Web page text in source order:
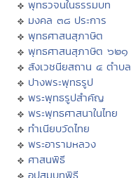
พุทธวจนในธรรมบท
มงคล ๓๘ ประการ
พุทธศาสนสุภาษิต
พุทธศาสนสุภาษิต ๖๒๑
สังเวชนียสถาน ๔ ตำบล
ปางพระพุทธรูป
พระพุทธรูปสำคัญ
พระพุทธศาสนาในไทย
ทำเนียบวัดไทย
พระอารามหลวง
ศาสนพิธี
อุปสมบทพิธี